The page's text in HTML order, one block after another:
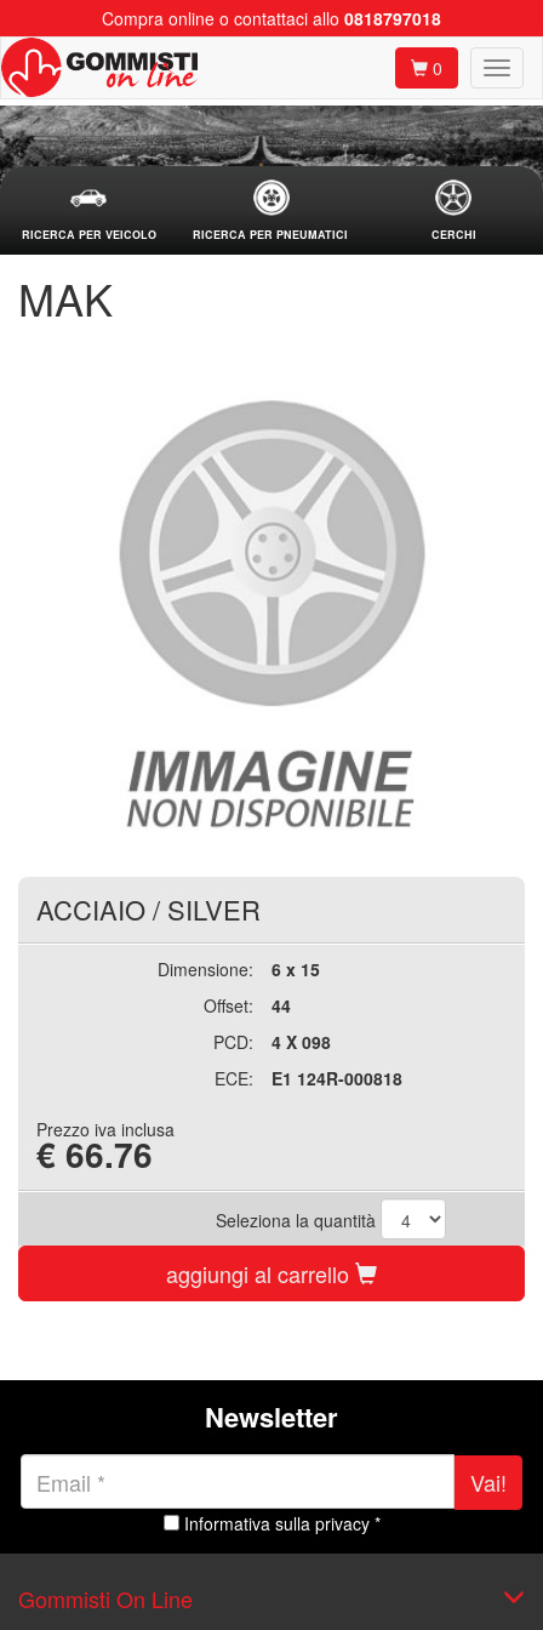
Compra online o contattaci allo 0818797018
0
RICERCA PER VEICOLO RICERCA PER PNEUMATICI CERCHI
MAK
ACCIAIO/ SILVER
Dimensione:
6 x 15
Offset:
44
PCD:
4 X 098
ECE:
E1 124R-000818
Prezzo iva inclusa
€ 66.76
Seleziona la quantità
aggiungi al carrello
Newsletter
Vai!
Informativa sulla privacy *
Gommisti On Line